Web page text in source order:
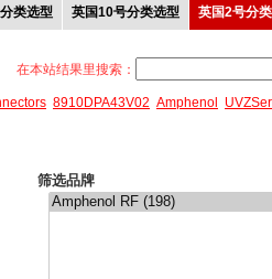
类选型 英国10号分类选型 英国2号分
在本站结果里搜索：
8910DPA43V02 Amphenol
筛选品牌